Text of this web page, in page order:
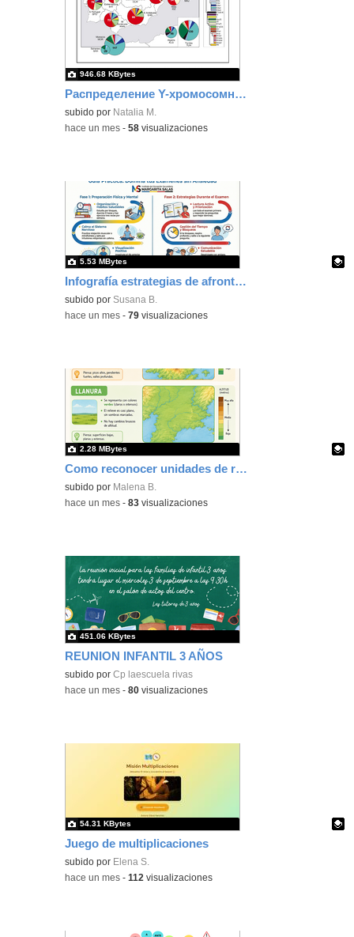
Распределение Y-хромосомных гаплогрупп среди населения Пиренейского полуострова, Северной Африки и сефардских евреев
subido por Natalia M.
946.68 KBytes
-hace un mes -58 visualizaciones
Infografía estrategias de afrontamiento ante los exámenes
Contenido educativo.
subido por Susana B.
5.53 MBytes
-hace un mes -79 visualizaciones
Como reconocer unidades de relieve en mapa mudo
Contenido educativo.
subido por Malena B.
2.28 MBytes
-hace un mes -83 visualizaciones
REUNION INFANTIL 3 AÑOS
subido porCp laescuela rivas
451.06 KBytes
-hace un mes -80 visualizaciones
Juego de multiplicaciones
Contenido educativo.
subido por Elena S.
54.31 KBytes
-hace un mes -112 visualizaciones